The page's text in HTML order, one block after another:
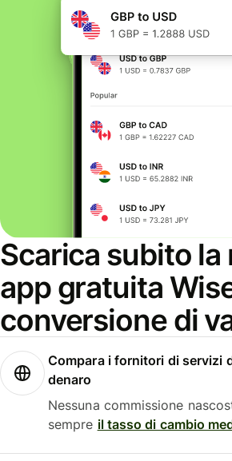
Scarica subito la
app gratuita
conversione di
Compara i fornitori di servizi
denaro
Nessuna commissione
sempre il tasso di cambio